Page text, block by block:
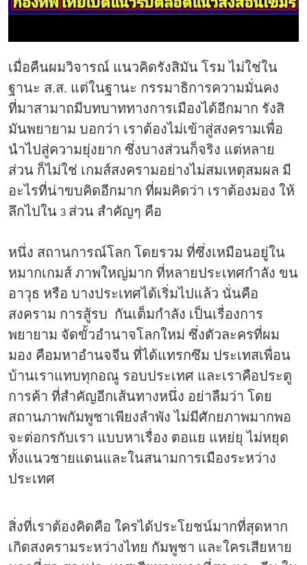
เมื่อคืนผมวิจารณ์ แนวคิดรังสิมัน โรม ไม่ใช่ใน
ฐานะ ส.ส. แต่ในฐานะ กรรมาธิการความมั่นคง
ที่มาสามาถมีบทบาททางการเมืองได้อีกมาก รังสิ
มันพยายาม บอกว่า เราต้องไม่เข้าสู่สงครามเพื่อ
นำไปสู่ความยุ่งยาก ซึ่งบางส่วนก็จริง แต่หลาย
ส่วน ก็ไม่ใช่ เกมส์สงครามอย่างไม่สมเหตุสมผล มี
อะไรที่น่าขบคิดอีกมาก ที่ผมคิดว่า เราต้องมอง ให้
ลึกไปใน 3 ส่วน สำคัญๆ คือ
หนึ่ง สถานการณ์โลก โดยรวม ที่ซึ่งเหมือนอยู่ใน
หมากเกมส์ ภาพใหญ่มาก ที่หลายประเทศกำลัง ขน
อาวุธ หรือ บางประเทศได้เริ่มไปแล้ว นั่นคือ
สงคราม การสู้รบ กันเต็มกำลัง เป็นเรื่องการ
พยายาม จัดขั้วอำนาจโลกใหม่ ซึ่งตัวละครที่ผม
มอง คือมหาอำนจจีน ที่ได้แทรกซึม ประเทสเพื่อน
บ้านเราแทบทุกอณู รอบประเทศ และเราคือประตู
การค้า ที่สำคัญอีกเส้นทางหนึ่ง อย่าลืมว่า โดย
สถานภาพกัมพูชาเพียงลำพัง ไม่มีศักยภาพมากพอ
จะต่อกรกับเรา แบบหาเรื่อง ตอแย แหย่ยุ ไม่หยุด
ทั้งแนวชายแดนและในสนามการเมืองระหว่าง
ประเทศ
สิ่งที่เราต้องคิดคือ ใครได้ประโยชน์มากที่สุดหาก
เกิดสงครามระหว่างไทย กัมพูชา และใครเสียหาย